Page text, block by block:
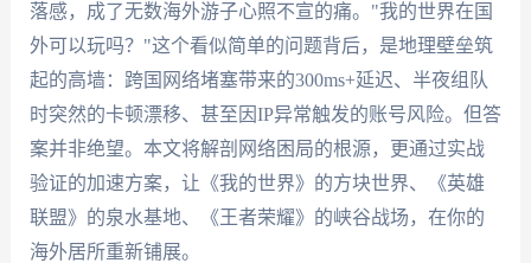
落感，成了无数海外游子心照不宣的痛。"我的世界在国
外可以玩吗？"这个看似简单的问题背后，是地理壁垒筑
起的高墙：跨国网络堵塞带来的300ms+延迟、半夜组队
时突然的卡顿漂移、甚至因IP异常触发的账号风险。但答
案并非绝望。本文将解剖网络困局的根源，更通过实战
验证的加速方案，让《我的世界》的方块世界、《英雄
联盟》的泉水基地、《王者荣耀》的峡谷战场，在你的
海外居所重新铺展。